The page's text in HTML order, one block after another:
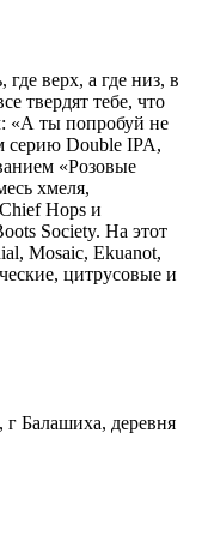
верх, а где низ, в
твердят тебе, что
«А ты попробуй не
серию Double IPA,
«Розовые
хмеля,
Hops и
Society. На этот
Mosaic, Ekuanot,
цитрусовые и
г Балашиха, деревня